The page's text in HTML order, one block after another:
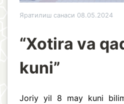
Яратилиш санаси 08.05.2024
“Xotira va
kuni”
Joriy yil 8 may kuni